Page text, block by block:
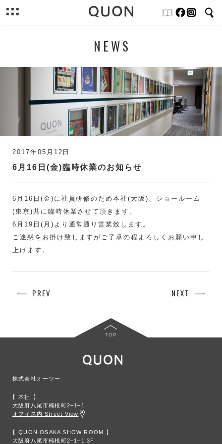
NEWS
2017年05月12日
6月16日(金)臨時休業のお知らせ
6月16日(金)に社員研修のため本社(大阪)、ショールーム
(東京)共に臨時休業させて頂きます。
6月19日(月)より通常通り営業致します。
ご迷惑をお掛け致しますがご了承の程よろしくお願い申し
上げます。
PREV NEXT
TOP
株式会社オーツー
本社
大阪府八尾市楠根町2‒1‒1
オフィス内 Street View
QUON OSAKA SHOW ROOM
大阪府八尾市楠根町2‒1‒1 3F